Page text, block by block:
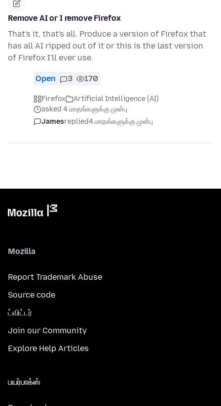
Remove AI or I remove Firefox
That's it, that's all. Produce a version of Firefox that
has all AI ripped out of it or this is the last version
of Firefox I'll ever use.
Open 3 170
Firefox
Artificial Intelligence (AI)
asked 4 மாதங்களுக்கு முன்பு
Jamesreplied4 மாதங்களுக்கு முன்பு
Mozilla
Report Trademark Abuse
Source code
ட்விட்டர்
Join our Community
Explore Help Articles
பயர்பாக்ஸ்